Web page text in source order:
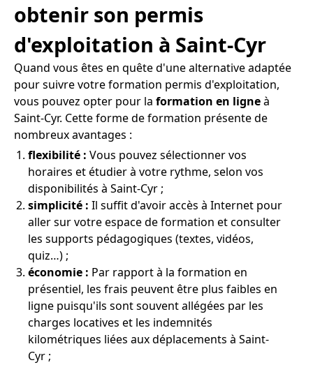
obtenir son permis
d'exploitation à Saint-Cyr
Quand vous êtes en quête d'une alternative adaptée
pour suivre votre formation permis d'exploitation,
vous pouvez opter pour la formation en ligneà
Saint-Cyr. Cette forme de formation présente de
nombreux avantages :
flexibilité : Vous pouvez sélectionner vos
horaires et étudier à votre rythme, selon vos
disponibilités à Saint-Cyr ;
simplicité : Il suffit d'avoir accès à Internet pour
aller sur votre espace de formation et consulter
les supports pédagogiques (textes, vidéos,
quiz…) ;
économie : Par rapport à la formation en
présentiel, les frais peuvent être plus faibles en
ligne puisqu'ils sont souvent allégées par les
charges locatives et les indemnités
kilométriques liées aux déplacements à Saint-
Cyr ;